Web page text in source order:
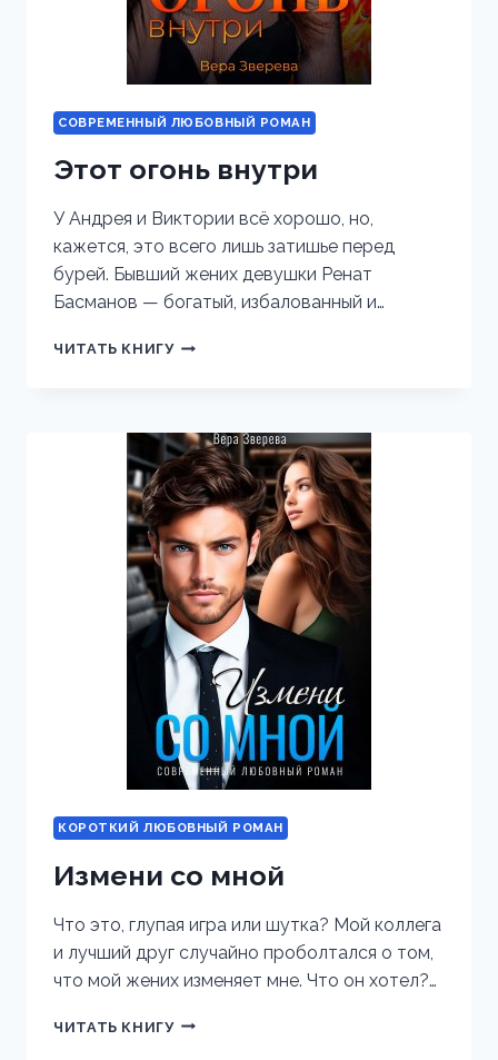
СОВРЕМЕННЫЙ ЛЮБОВНЫЙ РОМАН
Этот огонь внутри
У Андрея и Виктории всё хорошо, но,
кажется, это всего лишь затишье перед
бурей. Бывший жених девушки Ренат
Басманов — богатый, избалованный и…
ЧИТАТЬ КНИГУЭТОТ
КОРОТКИЙ ЛЮБОВНЫЙ РОМАН
Измени со мной
Что это, глупая игра или шутка? Мой коллега
и лучший друг случайно проболтался о том,
что мой жених изменяет мне. Что он хотел?…
ЧИТАТЬ КНИГУИЗМЕНИ